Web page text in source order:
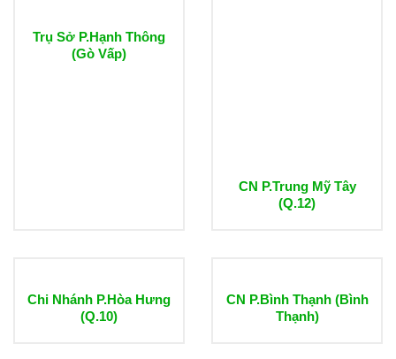
Trụ Sở P.Hạnh Thông
(Gò Vấp)
CN P.Trung Mỹ Tây
(Q.12)
Chi Nhánh P.Hòa Hưng
(Q.10)
CN P.Bình Thạnh (Bình
Thạnh)